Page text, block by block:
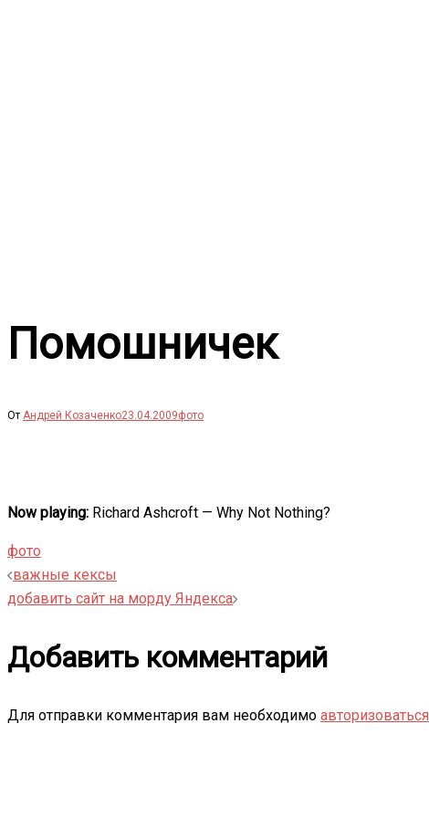
Помошничек
От Андрей Козаченко23.04.2009фото
Now playing: Richard Ashcroft — Why Not Nothing?
фото
Навигация
важные кексы
добавить сайт на морду Яндекса
Добавить комментарий
Для отправки комментария вам необходимо авторизоваться